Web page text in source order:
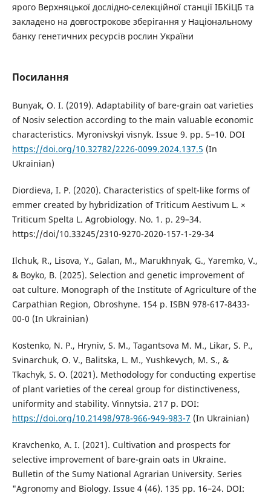
ярого Верхняцької дослідно-селекційної станції ІБКіЦБ та
закладено на довгострокове зберігання у Національному
банку генетичних ресурсів рослин України
Посилання
Bunyak, O. I. (2019). Adaptability of bare-grain oat varieties
of Nosiv selection according to the main valuable economic
characteristics. Myronivskyi visnyk. Issue 9. pp. 5–10. DOI
https://doi.org/10.32782/2226-0099.2024.137.5 (In
Ukrainian)
Diordieva, I. P. (2020). Characteristics of spelt-like forms of
emmer created by hybridization of Triticum Aestivum L. ×
Triticum Spelta L. Agrobiology. No. 1. p. 29–34.
https://doi/10.33245/2310-9270-2020-157-1-29-34
Ilchuk, R., Lisova, Y., Galan, M., Marukhnyak, G., Yaremko, V.,
& Boyko, B. (2025). Selection and genetic improvement of
oat culture. Monograph of the Institute of Agriculture of the
Carpathian Region, Obroshyne. 154 p. ISBN 978-617-8433-
00-0 (In Ukrainian)
Kostenko, N. P., Hryniv, S. M., Tagantsova M. M., Likar, S. P.,
Svinarchuk, O. V., Balitska, L. M., Yushkevych, M. S., &
Tkachyk, S. O. (2021). Methodology for conducting expertise
of plant varieties of the cereal group for distinctiveness,
uniformity and stability. Vinnytsia. 217 p. DOI:
https://doi.org/10.21498/978-966-949-983-7 (In Ukrainian)
Kravchenko, A. I. (2021). Cultivation and prospects for
selective improvement of bare-grain oats in Ukraine.
Bulletin of the Sumy National Agrarian University. Series
"Agronomy and Biology. Issue 4 (46). 135 pp. 16–24. DOI: